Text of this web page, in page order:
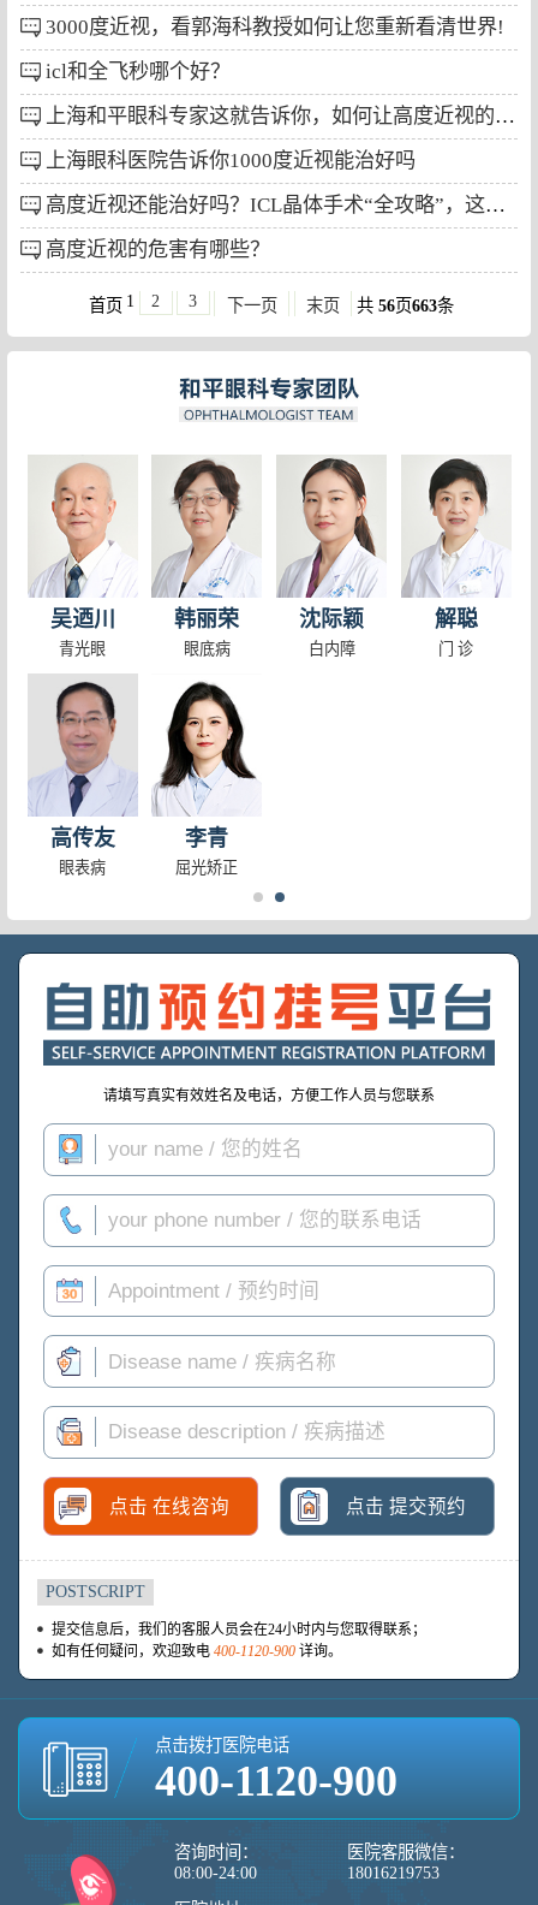
3000度近视，看郭海科教授如何让您重新看清世界!
icl和全飞秒哪个好？
上海和平眼科专家这就告诉你，如何让高度近视的度数下降？
上海眼科医院告诉你1000度近视能治好吗
高度近视还能治好吗？ICL晶体手术“全攻略”，这些干货你都掌握了吗?
高度近视的危害有哪些？
首页 1 2 3 下一页 末页 共 56页663条
吴迺川
青光眼
韩丽荣
眼底病
沈际颖
白内障
解聪
门 诊
高传友
眼表病
李青
屈光矫正
请填写真实有效姓名及电话，方便工作人员与您联系
点击 在线咨询 点击 提交预约
POSTSCRIPT
提交信息后，我们的客服人员会在24小时内与您取得联系；
如有任何疑问，欢迎致电 400-1120-900 详询。
点击拨打医院电话
400-1120-900
咨询时间：
08:00-24:00
医院客服微信：
18016219753